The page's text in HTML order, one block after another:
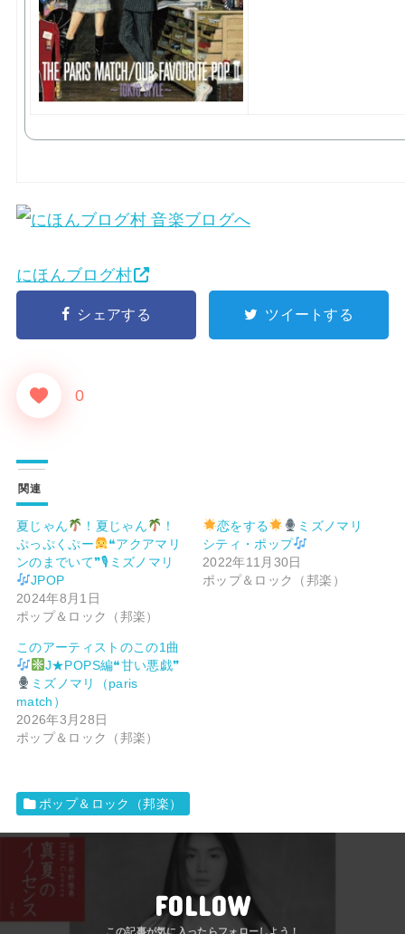
にほんブログ村
シェアする ツイートする
0
関連
夏じゃん ！夏じゃん
！
ぷっぷくぷー
❝アクアマリ
ンのまでいて❞🎙ミズノマリ
JPOP
2024年8月1日
ポップ＆ロック（邦楽）
恋をする
ミズノマリ
シティ・ポップ
2022年11月30日
ポップ＆ロック（邦楽）
このアーティストのこの1曲
J★POPS編❝甘い悪戯❞
ミズノマリ（paris
match）
2026年3月28日
ポップ＆ロック（邦楽）
ポップ＆ロック（邦楽）
FOLLOW